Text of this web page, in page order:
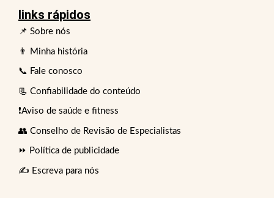
links rápidos
📌 Sobre nós
👨 Minha história
📞 Fale conosco
📃 Confiabilidade do conteúdo
❗Aviso de saúde e fitness
👥 Conselho de Revisão de Especialistas
⏩ Política de publicidade
✍️ Escreva para nós